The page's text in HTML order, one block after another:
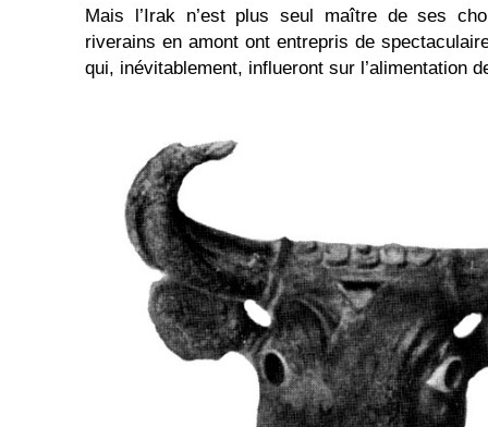
Mais l’Irak n’est plus seul maître de ses
riverains en amont ont entrepris de
qui, inévitablement, influeront sur l’alimentation